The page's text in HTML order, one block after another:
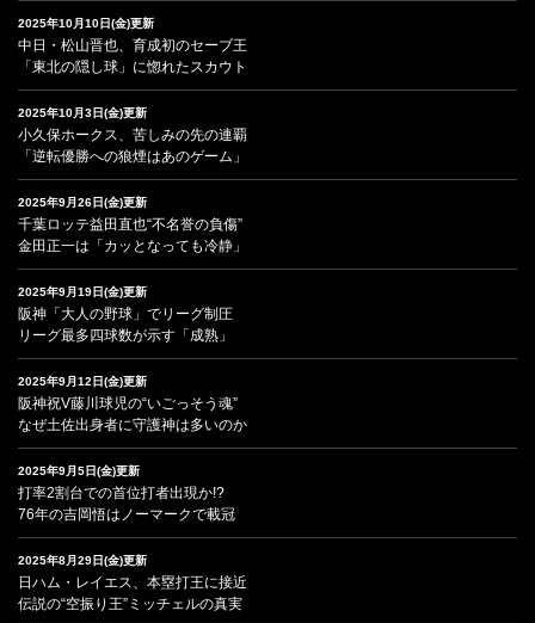
2025年10月10日(金)更新
中日・松山晋也、育成初のセーブ王
「東北の隠し球」に惚れたスカウト
2025年10月3日(金)更新
小久保ホークス、苦しみの先の連覇
「逆転優勝への狼煙はあのゲーム」
2025年9月26日(金)更新
千葉ロッテ益田直也“不名誉の負傷”
金田正一は「カッとなっても冷静」
2025年9月19日(金)更新
阪神「大人の野球」でリーグ制圧
リーグ最多四球数が示す「成熟」
2025年9月12日(金)更新
阪神祝V藤川球児の“いごっそう魂”
なぜ土佐出身者に守護神は多いのか
2025年9月5日(金)更新
打率2割台での首位打者出現か!?
76年の吉岡悟はノーマークで載冠
2025年8月29日(金)更新
日ハム・レイエス、本塁打王に接近
伝説の“空振り王”ミッチェルの真実